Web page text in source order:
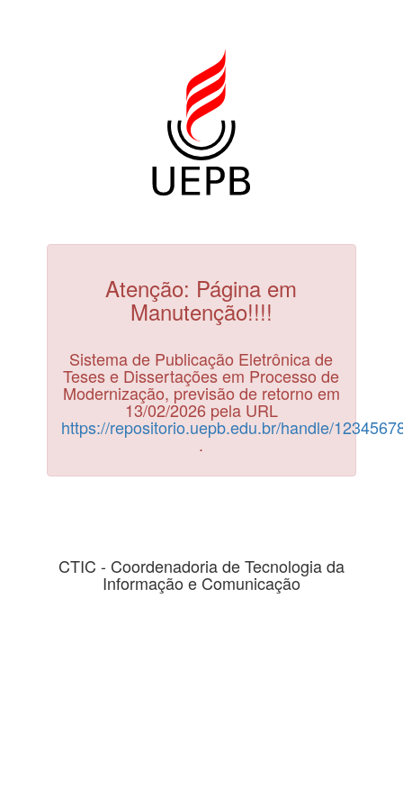
Atenção: Página em
Manutenção!!!!
Sistema de Publicação Eletrônica de
Teses e Dissertações em Processo de
Modernização, previsão de retorno em
13/02/2026 pela URL
https://repositorio.uepb.edu.br/handle/
.
CTIC - Coordenadoria de Tecnologia da
Informação e Comunicação